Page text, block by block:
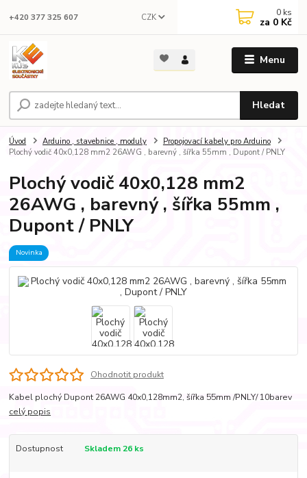
Menu
CZK
Hledat
+420 377 325 607 0 ks
za 0 Kč
Úvod Arduino , stavebnice , moduly
Propojovací kabely pro Arduino
Plochý vodič 40x0,128 mm2 26AWG , barevný , šířka 55mm , Dupont / PNLY
Plochý vodič 40x0,128 mm2
26AWG , barevný , šířka 55mm ,
Dupont / PNLY
Novinka
Ohodnotit produkt
Kabel plochý Dupont 26AWG 40x0,128mm2, šířka 55mm /PNLY/ 10barev
celý popis
Dostupnost Skladem 26 ks